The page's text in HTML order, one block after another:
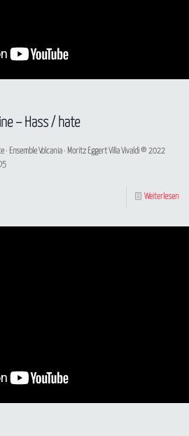
– Hass / hate
Ensemble Volcania · Moritz Eggert Villa Vivaldi ℗ 2022
Weiterlesen